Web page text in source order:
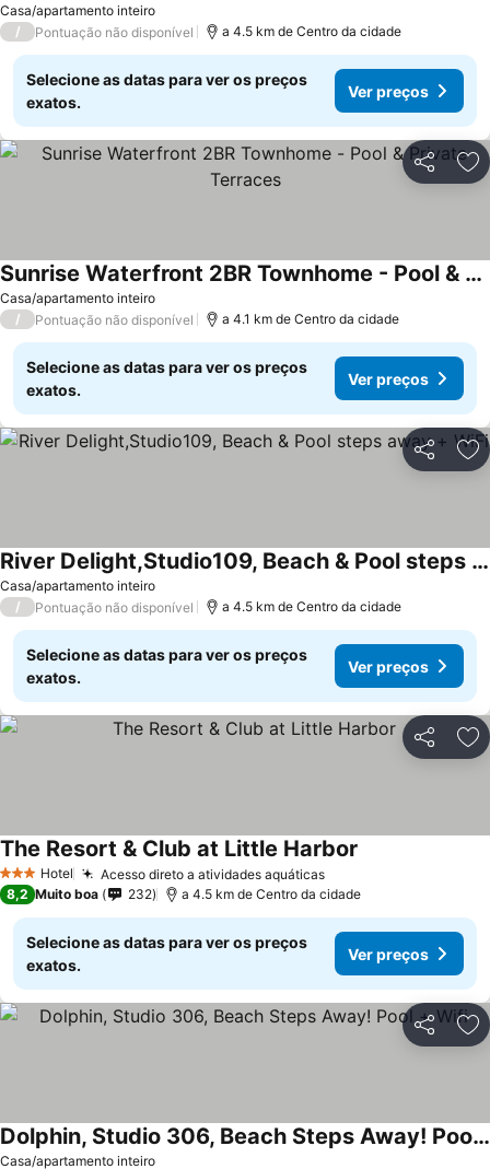
Casa/apartamento inteiro
/ Pontuação não disponível a 4.5 km de Centro da cidade
Selecione as datas para ver os preços
exatos.
Ver preços
Partilhar
Casa/apartamento inteiro
Sunrise Waterfront 2BR Townhome - Pool & Private Terraces
/ Pontuação não disponível a 4.1 km de Centro da cidade
Selecione as datas para ver os preços
exatos.
Ver preços
Partilhar
Casa/apartamento inteiro
River Delight,Studio109, Beach & Pool steps away + WiFi
/ Pontuação não disponível a 4.5 km de Centro da cidade
Selecione as datas para ver os preços
exatos.
Ver preços
Partilhar
3 EstrelasHotel Acesso direto a atividades aquáticas
The Resort & Club at Little Harbor
8,2 Muito boa 232 a 4.5 km de Centro da cidade
Selecione as datas para ver os preços
exatos.
Ver preços
Partilhar
Casa/apartamento inteiro
Dolphin, Studio 306, Beach Steps Away! Pool + Wifi